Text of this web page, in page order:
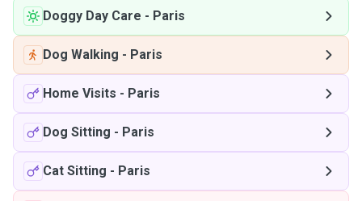
Doggy Day Care - Paris
Dog Walking - Paris
Home Visits - Paris
Dog Sitting - Paris
Cat Sitting - Paris